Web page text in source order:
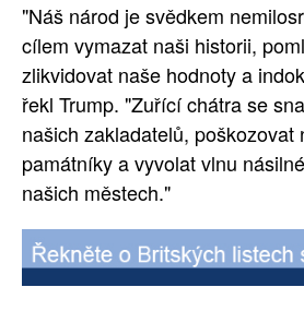
"Náš národ je svědkem
cílem vymazat naši historii,
zlikvidovat naše hodnoty a
řekl Trump. "Zuřící chátra se
našich zakladatelů, poškozovat
památníky a vyvolat vlnu
našich městech."